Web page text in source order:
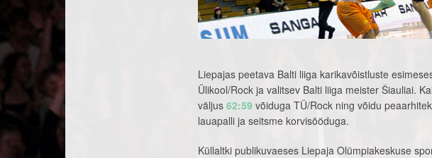
Liepajas peetava Balti liiga karikavõistluste
Ülikool/Rock ja valitsev Balti liiga meister Šiauliai.
väljus 62:59 võiduga TÜ/Rock ning võidu
lauapalli ja seitsme korvisööduga.
Küllaltki publikuvaeses Liepaja Olümpiakeskuse